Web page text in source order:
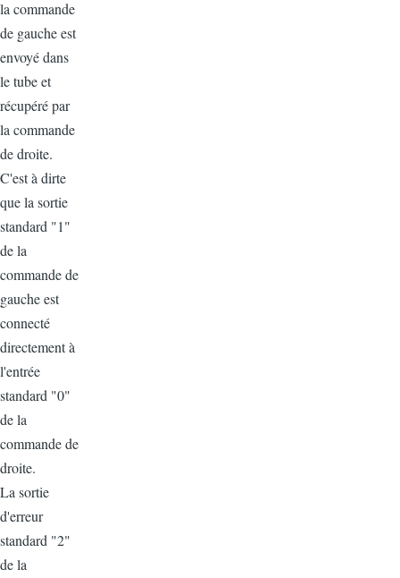
la commande
de gauche est
envoyé dans
le tube et
récupéré par
la commande
de droite.
C'est à dirte
que la sortie
standard "1"
de la
commande de
gauche est
connecté
directement à
l'entrée
standard "0"
de la
commande de
droite.
La sortie
d'erreur
standard "2"
de la